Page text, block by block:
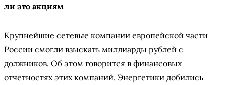
ли это акциям
Крупнейшие сетевые компании европейской части
России смогли взыскать миллиарды рублей с
должников. Об этом говорится в финансовых
отчетностях этих компаний. Энергетики добились